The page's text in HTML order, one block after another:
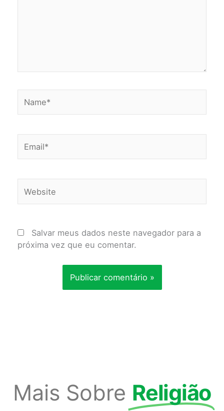
Salvar meus dados neste navegador para a
próxima vez que eu comentar.
Mais Sobre Religião